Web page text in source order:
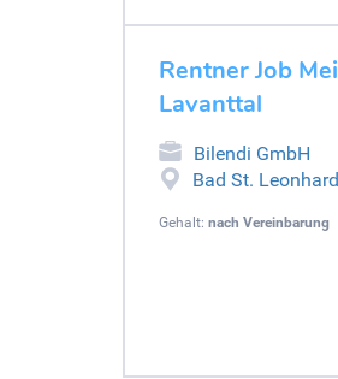
Rentner Job
Lavanttal
Bilendi GmbH
Bad St.
Gehalt: nach Vereinbarung